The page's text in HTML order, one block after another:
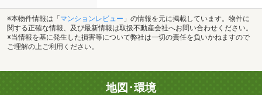
※本物件情報は「 マンションレビュー 」の情報を元に掲載しています。物件に
関する正確な情報、及び最新情報は取扱不動産会社へお問い合わせください。
※当情報を基に発生した損害等について弊社は一切の責任を負いかねますので
ご理解の上ご利用ください。
地図･環境